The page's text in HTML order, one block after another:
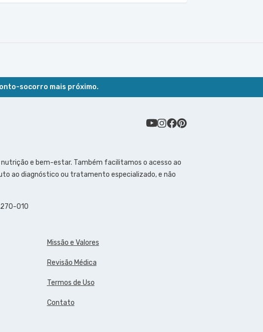
socorro mais próximo.
e bem-estar. Também facilitamos o acesso ao
ao diagnóstico ou tratamento especializado, e não
010
Missão e Valores
Revisão Médica
Termos de Uso
Contato